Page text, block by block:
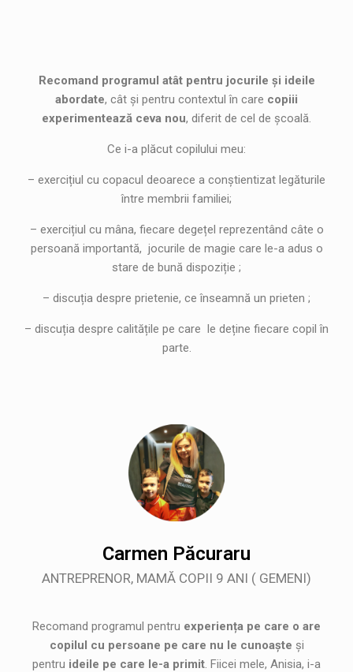
Recomand programul atât pentru jocurile și ideile
abordate, cât și pentru contextul în care copiii
experimentează ceva nou, diferit de cel de școală.
Ce i-a plăcut copilului meu:
– exercițiul cu copacul deoarece a conștientizat legăturile
între membrii familiei;
– exercițiul cu mâna, fiecare degețel reprezentând câte o
persoană importantă, jocurile de magie care le-a adus o
stare de bună dispoziție ;
– discuția despre prietenie, ce înseamnă un prieten ;
– discuția despre calitățile pe care le deține fiecare copil în
parte.
Carmen Păcuraru
ANTREPRENOR, MAMĂ COPII 9 ANI ( GEMENI)
Recomand programul pentru experiența pe care o are
copilul cu persoane pe care nu le cunoaște și
pentru ideile pe care le-a primit. Fiicei mele, Anisia, i-a